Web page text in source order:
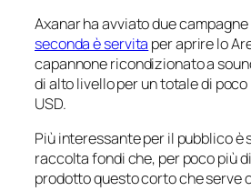
Axanar ha avviato due
seconda è servita per aprire lo
capannone ricondizionato a
di alto livello per un totale di
USD.
Più interessante per il pubblico è
raccolta fondi che, per poco più
prodotto questo corto che serve